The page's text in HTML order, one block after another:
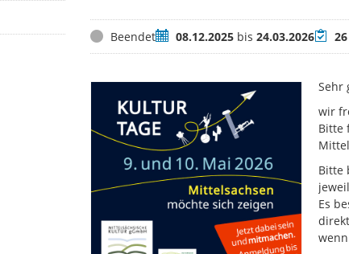
StatusBeendetZeitraum
08.12.2025bis 24.03.2026 26
Sehr
wir
Bitte
Bitte
Es